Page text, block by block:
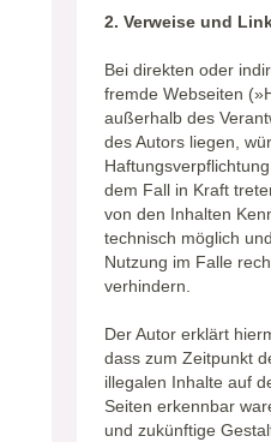
2. Verweise und
Bei direkten oder
fremde Webseiten
außerhalb des
des Autors liegen,
dem Fall in Kraft
von den Inhalten
technisch möglich
Nutzung im Falle
verhindern.
Der Autor erklärt
dass zum Zeitpunkt
illegalen Inhalte auf
Seiten erkennbar
und zukünftige